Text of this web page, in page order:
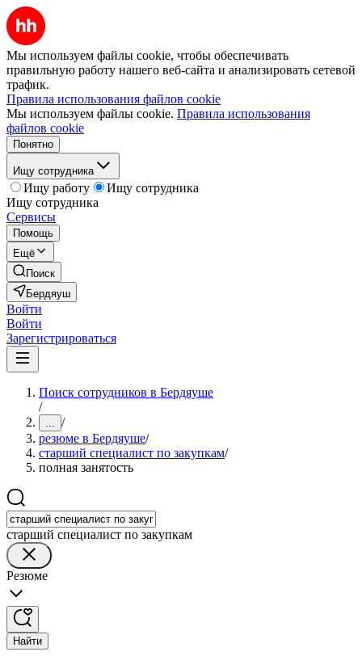
Мы используем файлы cookie, чтобы обеспечивать
правильную работу нашего веб-сайта и анализировать сетевой
трафик.
Правила использования файлов cookie
Мы используем файлы cookie. Правила использования
файлов cookie
Понятно
Ищу сотрудника
Ищу работу
Ищу сотрудника
Ищу сотрудника
Сервисы
Помощь
Ещё
Поиск
Бердяуш
Войти
Войти
Зарегистрироваться
Поиск сотрудников в Бердяуше
/
... /
резюме в Бердяуше/
старший специалист по закупкам/
полная занятость
старший специалист по закупкам
Резюме
Найти